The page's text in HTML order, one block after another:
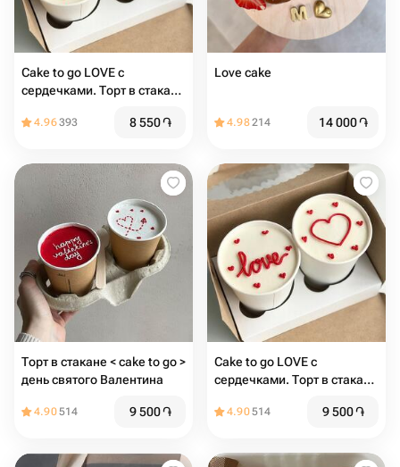
Cake to go LOVE с
сердечками. Торт в стакане
4.96393 8 550֏
Love cake ️
4.98214 14 000֏
Торт в стакане < cake to go >
день святого Валентина
4.90514 9 500֏
Cake to go LOVE с
сердечками. Торт в стакане
4.90514 9 500֏